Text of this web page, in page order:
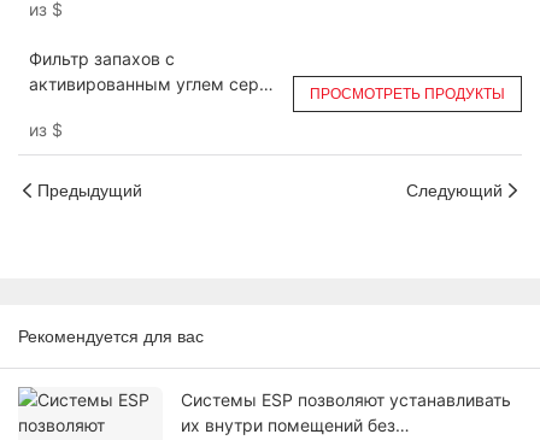
для кухни ESP
из $
Фильтр запахов с
активированным углем серии
из $
ПРОСМОТРЕТЬ ПРОДУКТЫ
Предыдущий Следующий
Рекомендуется для вас
Системы ESP позволяют устанавливать
их внутри помещений без